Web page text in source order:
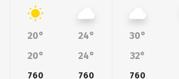
20° 24° 30°
20° 24° 32°
760 760 760